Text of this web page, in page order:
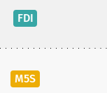
FDI
M5S